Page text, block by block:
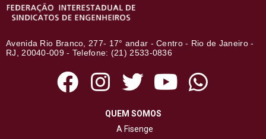
Avenida Rio Branco, 277- 17° andar - Centro - Rio de Janeiro -
RJ, 20040-009 - Telefone: (21) 2533-0836
QUEM SOMOS
A Fisenge